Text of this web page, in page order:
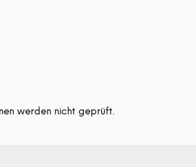
werden nicht geprüft.